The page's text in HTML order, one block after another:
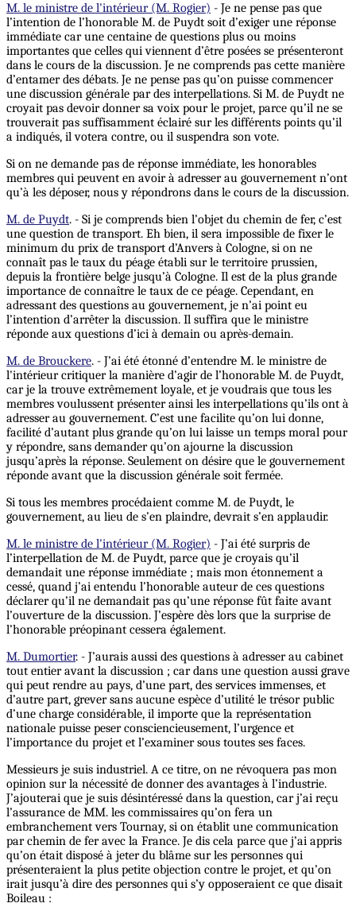
M. le ministre de l'intérieur (M. Rogier) - Je ne pense pas que
l’intention de l’honorable M. de Puydt soit d’exiger une réponse
immédiate car une centaine de questions plus ou moins
importantes que celles qui viennent d’être posées se présenteront
dans le cours de la discussion. Je ne comprends pas cette manière
d’entamer des débats. Je ne pense pas qu’on puisse commencer
une discussion générale par des interpellations. Si M. de Puydt ne
croyait pas devoir donner sa voix pour le projet, parce qu’il ne se
trouverait pas suffisamment éclairé sur les différents points qu’il
a indiqués, il votera contre, ou il suspendra son vote.
Si on ne demande pas de réponse immédiate, les honorables
membres qui peuvent en avoir à adresser au gouvernement n’ont
qu’à les déposer, nous y répondrons dans le cours de la discussion.
M. de Puydt. - Si je comprends bien l’objet du chemin de fer, c’est
une question de transport. Eh bien, il sera impossible de fixer le
minimum du prix de transport d’Anvers à Cologne, si on ne
connaît pas le taux du péage établi sur le territoire prussien,
depuis la frontière belge jusqu’à Cologne. Il est de la plus grande
importance de connaître le taux de ce péage. Cependant, en
adressant des questions au gouvernement, je n’ai point eu
l’intention d’arrêter la discussion. Il suffira que le ministre
réponde aux questions d’ici à demain ou après-demain.
M. de Brouckere. - J’ai été étonné d’entendre M. le ministre de
l'intérieur critiquer la manière d’agir de l’honorable M. de Puydt,
car je la trouve extrêmement loyale, et je voudrais que tous les
membres voulussent présenter ainsi les interpellations qu’ils ont à
adresser au gouvernement. C’est une facilite qu’on lui donne,
facilité d’autant plus grande qu’on lui laisse un temps moral pour
y répondre, sans demander qu’on ajourne la discussion
jusqu’après la réponse. Seulement on désire que le gouvernement
réponde avant que la discussion générale soit fermée.
Si tous les membres procédaient comme M. de Puydt, le
gouvernement, au lieu de s’en plaindre, devrait s’en applaudir.
M. le ministre de l'intérieur (M. Rogier) - J’ai été surpris de
l’interpellation de M. de Puydt, parce que je croyais qu’il
demandait une réponse immédiate ; mais mon étonnement a
cessé, quand j’ai entendu l’honorable auteur de ces questions
déclarer qu’il ne demandait pas qu’une réponse fût faite avant
l’ouverture de la discussion. J’espère dès lors que la surprise de
l’honorable préopinant cessera également.
M. Dumortier. - J’aurais aussi des questions à adresser au cabinet
tout entier avant la discussion ; car dans une question aussi grave
qui peut rendre au pays, d’une part, des services immenses, et
d’autre part, grever sans aucune espèce d’utilité le trésor public
d’une charge considérable, il importe que la représentation
nationale puisse peser consciencieusement, l’urgence et
l’importance du projet et l’examiner sous toutes ses faces.
Messieurs je suis industriel. A ce titre, on ne révoquera pas mon
opinion sur la nécessité de donner des avantages à l’industrie.
J’ajouterai que je suis désintéressé dans la question, car j’ai reçu
l’assurance de MM. les commissaires qu’on fera un
embranchement vers Tournay, si on établit une communication
par chemin de fer avec la France. Je dis cela parce que j’ai appris
qu’on était disposé à jeter du blâme sur les personnes qui
présenteraient la plus petite objection contre le projet, et qu’on
irait jusqu’à dire des personnes qui s’y opposeraient ce que disait
Boileau :